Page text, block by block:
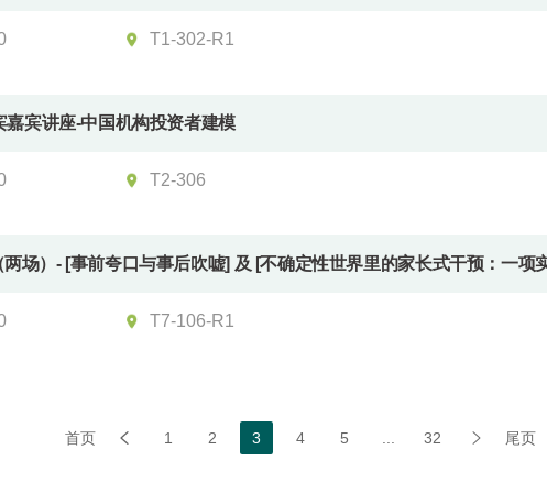
T1-302-R1
宾讲座-中国机构投资者建模
T2-306
场）- [事前夸口与事后吹嘘] 及 [不确定性世界里的家长式干预：一项
T7-106-R1
首页 1 2 3 4 5 ... 32 尾页